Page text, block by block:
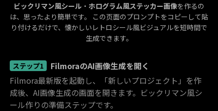
ビックリマン風シール ・ ホログラム風ステッカー画像を作るの
は、思ったより簡単です。 この页面のプロンプトをコピーして貼
り付けるだけで、懐かしいレトロシール風ビジュアルを短時間で
生成できます。
ステップ1
FilmoraのAI画像生成を開く
Filmora最新版を起動し、「新しいプロジェクト」を作
成後、AI画像生成の画面を開きます。ビックリマン風シ
ール作りの準備ステップです。